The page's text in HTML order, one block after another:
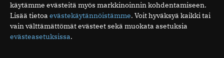
ISSN 2323-9476
käytämme evästeitä myös markkinoinnin kohdentamiseen.
Lisää tietoa evästekäytännöistämme. Voit hyväksyä kaikki tai
vain välttämättömät evästeet sekä muokata asetuksia
evästeasetuksissa.